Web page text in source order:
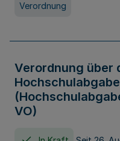
Verordnung
Verordnung über
VO)